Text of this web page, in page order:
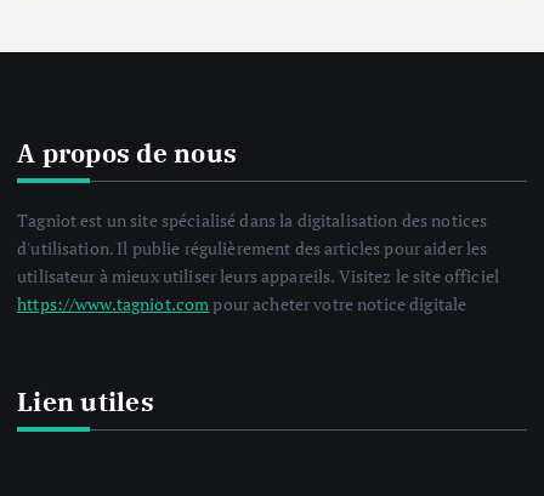
A propos de nous
Tagniot est un site spécialisé dans la digitalisation des notices
d'utilisation. Il publie régulièrement des articles pour aider les
utilisateur à mieux utiliser leurs appareils. Visitez le site officiel
https://www.tagniot.compour acheter votre notice digitale
Lien utiles